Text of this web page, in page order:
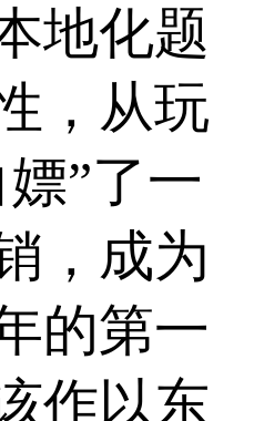
地化题
，从玩
”了一
，成为
的第一
作以东